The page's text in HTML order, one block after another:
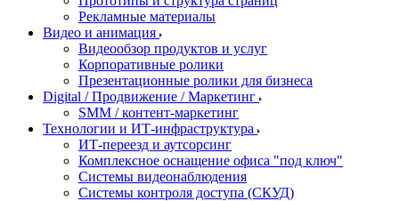
Рекламные материалы
Видео и анимация
Видеообзор продуктов и услуг
Корпоративные ролики
Презентационные ролики для бизнеса
Digital / Продвижение / Маркетинг
SMM / контент-маркетинг
Технологии и ИТ-инфраструктура
ИТ-переезд и аутсорсинг
Комплексное оснащение офиса "под ключ"
Системы видеонаблюдения
Системы контроля доступа (СКУД)